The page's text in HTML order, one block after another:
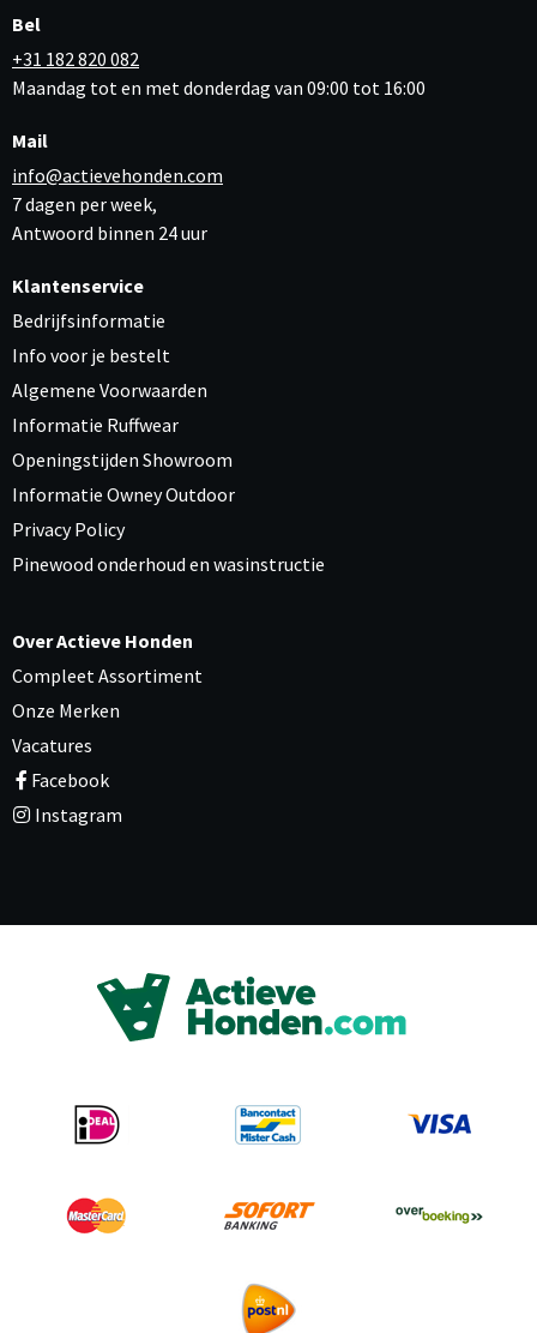
Bel
+31 182 820 082
Maandag tot en met donderdag van 09:00 tot 16:00
Mail
info@actievehonden.com
7 dagen per week,
Antwoord binnen 24 uur
Klantenservice
Bedrijfsinformatie
Info voor je bestelt
Algemene Voorwaarden
Informatie Ruffwear
Openingstijden Showroom
Informatie Owney Outdoor
Privacy Policy
Pinewood onderhoud en wasinstructie
Over Actieve Honden
Compleet Assortiment
Onze Merken
Vacatures
Facebook
Instagram